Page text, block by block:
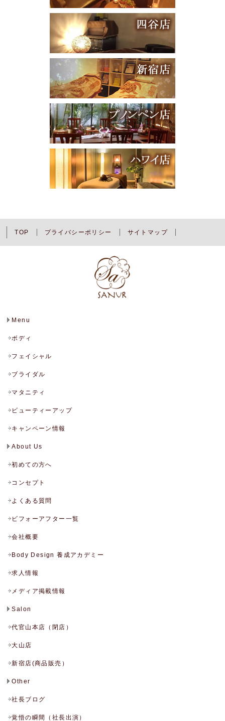
TOP プライバシーポリシー サイトマップ
Menu
ボディ
フェイシャル
ブライダル
マタニティ
ビューティーアップ
キャンペーン情報
About Us
初めての方へ
コンセプト
よくある質問
ビフォーアフター一覧
会社概要
Body Design 養成アカデミー
求人情報
メディア掲載情報
Salon
代官山本店（閉店）
大山店
新宿店(商品販売）
Other
社長ブログ
覚悟の瞬間（社長出演）